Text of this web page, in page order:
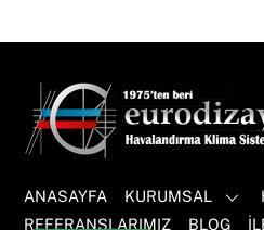
ANASAYFA KURUMSAL
REFERANSLARIMIZ
BLOG